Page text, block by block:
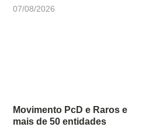
07/08/2026
Movimento PcD e Raros e
mais de 50 entidades